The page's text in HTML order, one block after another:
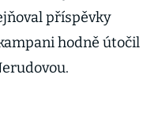
příspěvky
hodně útočil